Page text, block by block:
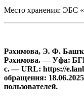
Место хранения: ЭБС
Рәхимова, Э. Ф.
Рәхимова. — Уфа:
с. — URL: https://
обращения:
пользователей.